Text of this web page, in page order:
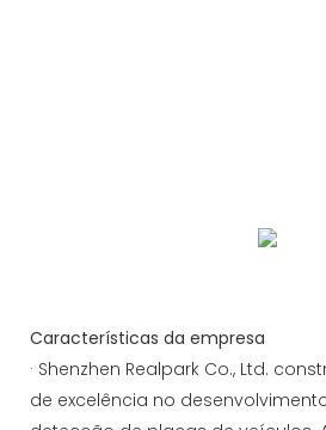
Características da empresa
· Shenzhen Realpark Co., Ltd.
de excelência no